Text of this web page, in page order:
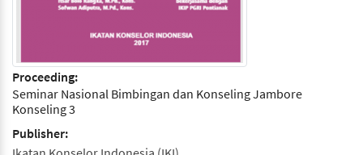
Proceeding:
Seminar Nasional Bimbingan dan Konseling Jambore
Konseling 3
Publisher: